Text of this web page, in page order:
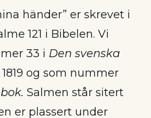
händer” er skrevet i
121 i Bibelen. Vi
33 i Den svenska
1819 og som nummer
Salmen står sitert
er plassert under